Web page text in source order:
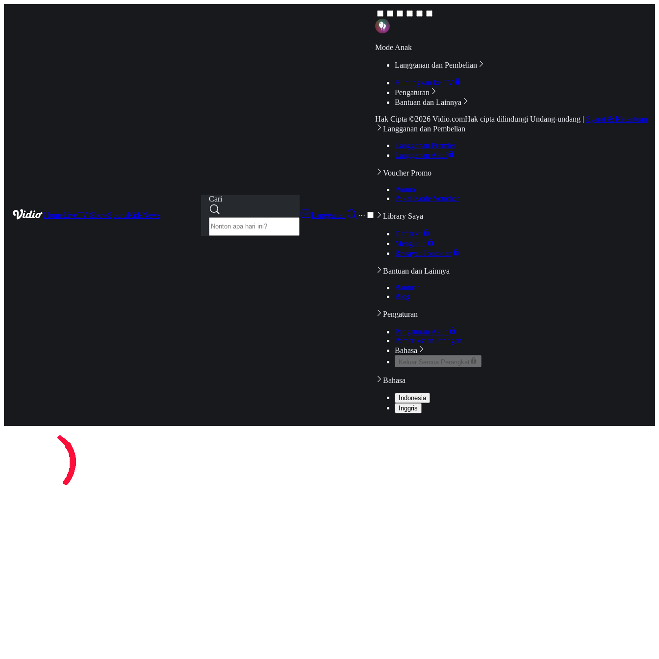
HomeLiveTV ShowSportsKidsNews
Cari
Langganan
···
Mode Anak
Langganan dan Pembelian
Hubungkan ke TV
Pengaturan
Bantuan dan Lainnya
Hak Cipta ©2026 Vidio.comHak cipta dilindungi Undang-undang | Syarat & Ketentuan
Langganan dan Pembelian
Langganan Premier
Langganan Aktif
Voucher Promo
Promo
Pakai Kode Voucher
Library Saya
Daftarku
Mengikuti
Riwayat Tontonan
Bantuan dan Lainnya
Bantuan
Blog
Pengaturan
Pengaturan Akun
Pemeriksaan Jaringan
Bahasa
Keluar Semua Perangkat
Bahasa
Indonesia
Inggris